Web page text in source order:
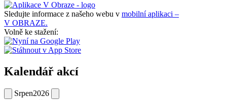
Sledujte informace z našeho webu v mobilní aplikaci –
V OBRAZE.
Volně ke stažení:
Kalendář akcí
Srpen2026